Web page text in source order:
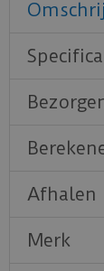
Afhalen
Merk